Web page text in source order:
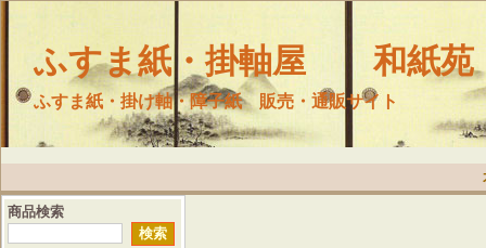
ふすま紙・掛軸屋 和紙苑
ふすま紙・掛け軸・障子紙 販売・通販サイト
商品検索